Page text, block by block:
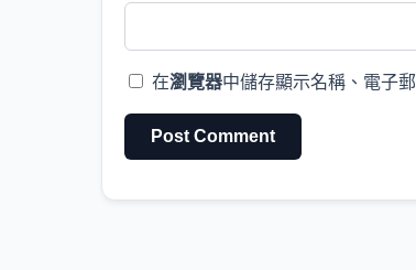
在瀏覽器中儲存顯示名稱、電子